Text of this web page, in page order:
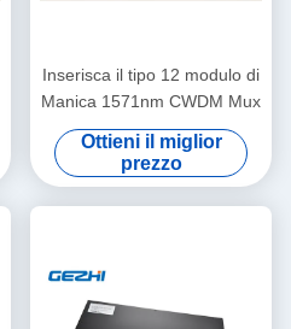
Inserisca il tipo 12 modulo di
Manica 1571nm CWDM Mux
Ottieni il miglior
prezzo